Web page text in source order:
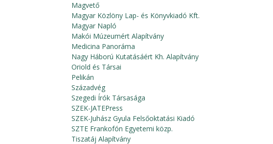
Magvető
Magyar Közlöny Lap- és Könyvkiadó Kft.
Magyar Napló
Makói Múzeumért Alapítvány
Medicina Panoráma
Nagy Háború Kutatásáért Kh. Alapítvány
Oriold és Társai
Pelikán
Századvég
Szegedi Írók Társasága
SZEK-JATEPress
SZEK-Juhász Gyula Felsőoktatási Kiadó
SZTE Frankofón Egyetemi közp.
Tiszatáj Alapítvány